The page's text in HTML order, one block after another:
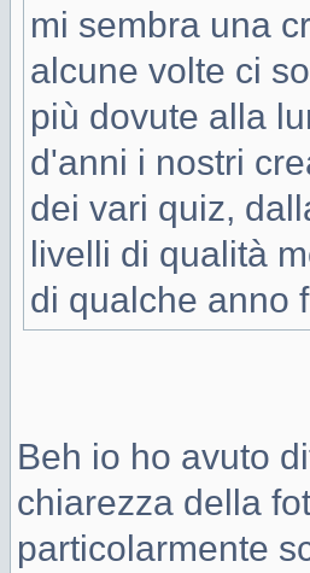
mi sembra una
alcune volte ci
più dovute alla
d'anni i nostri
dei vari quiz,
livelli di qualità
di qualche anno
Beh io ho avuto
chiarezza della
particolarmente